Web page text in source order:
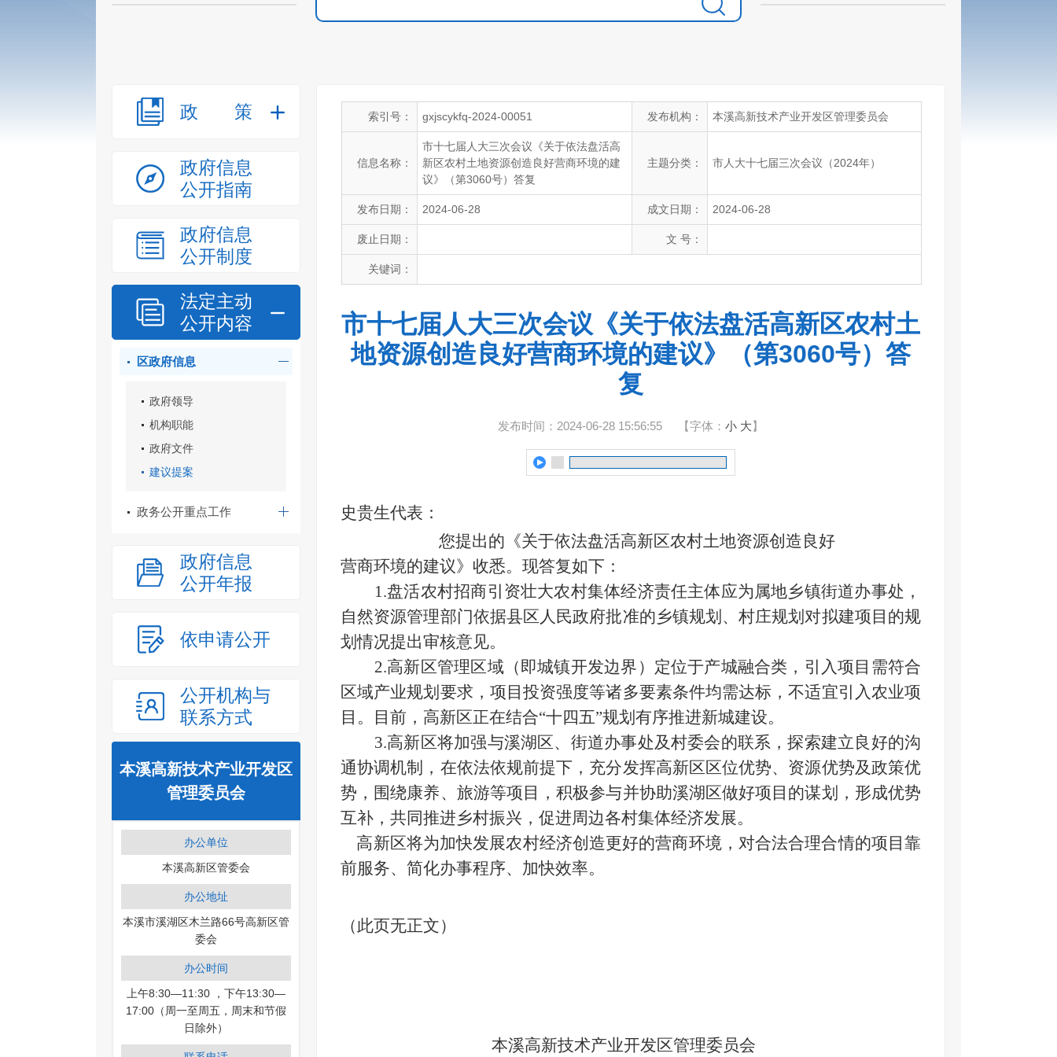
政策
政府信息
公开指南
政府信息
公开制度
法定主动
公开内容
区政府信息
政府领导
机构职能
政府文件
建议提案
政务公开重点工作
政府信息
公开年报
依申请公开
公开机构与
联系方式
本溪高新技术产业开发区
管理委员会
办公单位
本溪高新区管委会
办公地址
本溪市溪湖区木兰路66号高新区管
委会
办公时间
上午8:30—11:30 ，下午13:30—
17:00（周一至周五，周末和节假
日除外）
索引号： gxjscykfq-2024-00051 发布机构： 本溪高新技术产业开发区管理委员会
信息名称：
市十七届人大三次会议《关于依法盘活高
新区农村土地资源创造良好营商环境的建
议》（第3060号）答复
主题分类： 市人大十七届三次会议（2024年）
发布日期： 2024-06-28 成文日期： 2024-06-28
废止日期： 文 号：
关键词：
市十七届人大三次会议《关于依法盘活高新区农村土
地资源创造良好营商环境的建议》（第3060号）答
复
发布时间：2024-06-28 15:56:55 【字体： 小 大】
史贵生代表：
您提出的《关于依法盘活高新区农村土地资源创造良好
营商环境的建议》收悉。现答复如下：
1.盘活农村招商引资壮大农村集体经济责任主体应为属地乡镇街道办事处，
自然资源管理部门依据县区人民政府批准的乡镇规划、村庄规划对拟建项目的规
划情况提出审核意见。
2.高新区管理区域（即城镇开发边界）定位于产城融合类，引入项目需符合
区域产业规划要求，项目投资强度等诸多要素条件均需达标，不适宜引入农业项
目。目前，高新区正在结合“十四五”规划有序推进新城建设。
3.高新区将加强与溪湖区、街道办事处及村委会的联系，探索建立良好的沟
通协调机制，在依法依规前提下，充分发挥高新区区位优势、资源优势及政策优
势，围绕康养、旅游等项目，积极参与并协助溪湖区做好项目的谋划，形成优势
互补，共同推进乡村振兴，促进周边各村集体经济发展。
高新区将为加快发展农村经济创造更好的营商环境，对合法合理合情的项目靠
前服务、简化办事程序、加快效率。
（此页无正文）
本溪高新技术产业开发区管理委员会